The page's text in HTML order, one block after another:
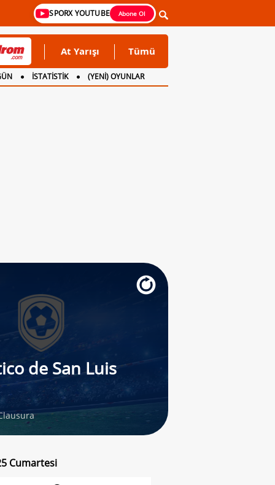
SPORX YOUTUBE Abone Ol
At Yarışı Tümü
İSTATİSTİK (YENİ) OYUNLAR
de San Luis
Cumartesi